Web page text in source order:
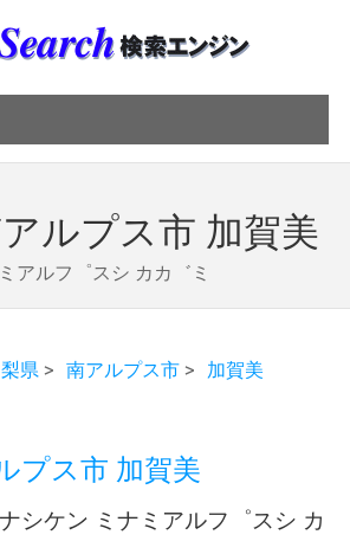
ルプス市 加賀美
アルフ゜スシ カカ゛ミ
県 > 南アルプス市> 加賀美
プス市 加賀美
シケン ミナミアルフ゜スシ カ